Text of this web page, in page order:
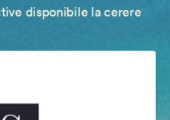
disponibile la cerere